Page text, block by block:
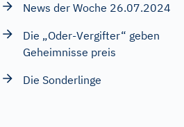
News der Woche 26.07.2024
Die „Oder-Vergifter“ geben
Geheimnisse preis
Die Sonderlinge